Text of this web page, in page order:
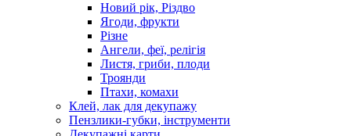
Новий рік, Різдво
Ягоди, фрукти
Різне
Ангели, феї, релігія
Листя, гриби, плоди
Троянди
Птахи, комахи
Клей, лак для декупажу
Пензлики-губки, інструменти